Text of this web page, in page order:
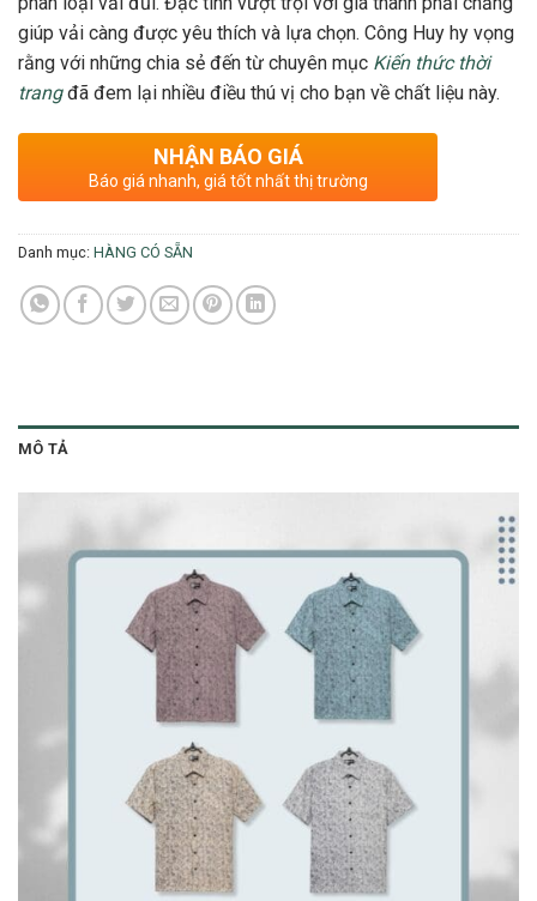
giúp vải càng được yêu thích và lựa chọn. Công Huy hy vọng
rằng với những chia sẻ đến từ chuyên mục Kiến thức thời
trangđã đem lại nhiều điều thú vị cho bạn về chất liệu này.
NHẬN BÁO GIÁ
Báo giá nhanh, giá tốt nhất thị trường
Danh mục: HÀNG CÓ SẴN
MÔ TẢ